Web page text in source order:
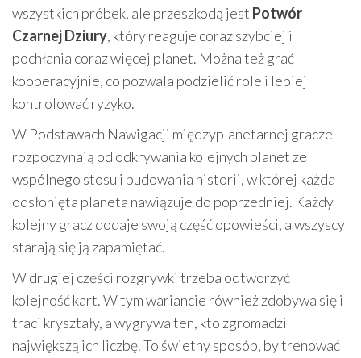
wszystkich próbek, ale przeszkodą jest Potwór
Czarnej Dziury, który reaguje coraz szybciej i
pochłania coraz więcej planet. Można też grać
kooperacyjnie, co pozwala podzielić role i lepiej
kontrolować ryzyko.
W Podstawach Nawigacji międzyplanetarnej gracze
rozpoczynają od odkrywania kolejnych planet ze
wspólnego stosu i budowania historii, w której każda
odsłonięta planeta nawiązuje do poprzedniej. Każdy
kolejny gracz dodaje swoją część opowieści, a wszyscy
starają się ją zapamiętać.
W drugiej części rozgrywki trzeba odtworzyć
kolejność kart. W tym wariancie również zdobywa się i
traci kryształy, a wygrywa ten, kto zgromadzi
największą ich liczbę. To świetny sposób, by trenować